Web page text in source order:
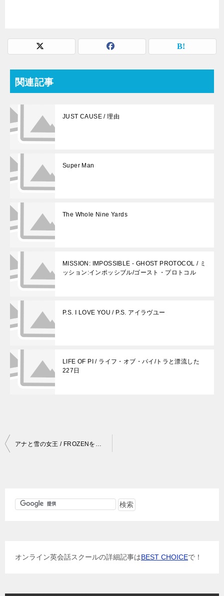
関連記事
JUST CAUSE / 理由
Super Man
The Whole Nine Yards
MISSION: IMPOSSIBLE - GHOST PROTOCOL / ミ
ッション:インポッシブル/ゴースト・プロトコル
P.S. I LOVE YOU / P.S. アイラヴユー
LIFE OF PI / ライフ・オブ・パイ/トラと漂流した
227日
投
オンライン英会話スクールの詳細記事はBEST CHOICEで！